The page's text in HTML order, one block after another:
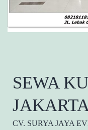
SEWA
CV. SURYA JAYA